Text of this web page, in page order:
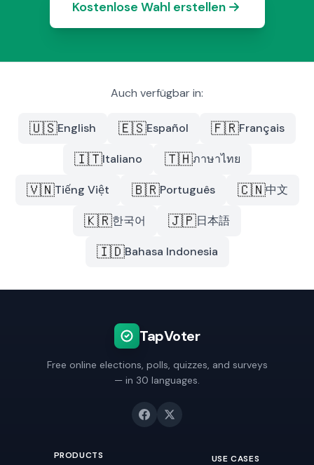
Kostenlose Wahl erstellen
Auch verfügbar in:
🇺🇸English 🇪🇸Español 🇫🇷Français
🇮🇹Italiano 🇹🇭ภาษาไทย
🇻🇳Tiếng Việt 🇧🇷Português 🇨🇳中文
🇰🇷한국어 🇯🇵日本語
🇮🇩Bahasa Indonesia
TapVoter
Free online elections, polls, quizzes, and surveys
— in 30 languages.
PRODUCTS USE CASES